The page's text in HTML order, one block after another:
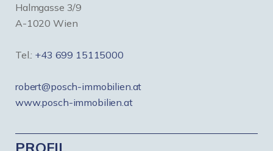
Halmgasse 3/9
A-1020 Wien
Tel.: +43 699 15115000
robert@posch-immobilien.at
www.posch-immobilien.at
PROFIL